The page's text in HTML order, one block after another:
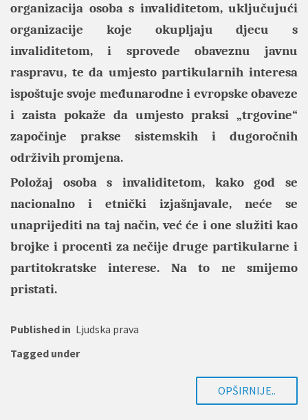
organizacija osoba s invaliditetom, uključujući
organizacije koje okupljaju djecu s
invaliditetom, i sprovede obaveznu javnu
raspravu, te da umjesto partikularnih interesa
ispoštuje svoje međunarodne i evropske obaveze
i zaista pokaže da umjesto praksi „trgovine“
započinje prakse sistemskih i dugoročnih
održivih promjena.
Položaj osoba s invaliditetom, kako god se
nacionalno i etnički izjašnjavale, neće se
unaprijediti na taj način, već će i one služiti kao
brojke i procenti za nečije druge partikularne i
partitokratske interese. Na to ne smijemo
pristati.
Published in Ljudska prava
Tagged under
OPŠIRNIJE..